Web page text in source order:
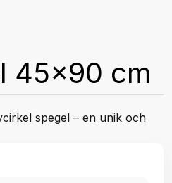
45x90 cm
spegel – en unik och